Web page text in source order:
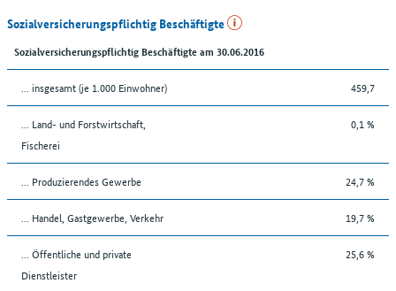
Sozialversicherungspflichtig Beschäftigte
Sozialversicherungspflichtig Beschäftigte am 30.06.2016
... insgesamt (je 1.000 Einwohner) 459,7
... Land- und Forstwirtschaft,
Fischerei
0,1 %
... Produzierendes Gewerbe 24,7 %
... Handel, Gastgewerbe, Verkehr 19,7 %
... Öffentliche und private
Dienstleister
25,6 %